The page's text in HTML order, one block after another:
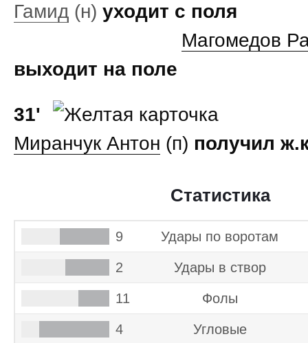
Гамид (н) уходит с поля
Магомедов
выходит на поле
31'
Миранчук Антон (п) получил
Статистика
9 Удары по воротам
2 Удары в створ
11 Фолы
4 Угловые